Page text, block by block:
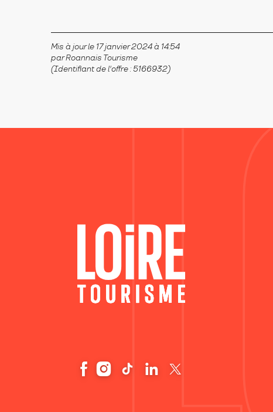
Mis à jour le 17 janvier 2024 à 14:54
par Roannais Tourisme
(Identifiant de l'offre : 5166932)